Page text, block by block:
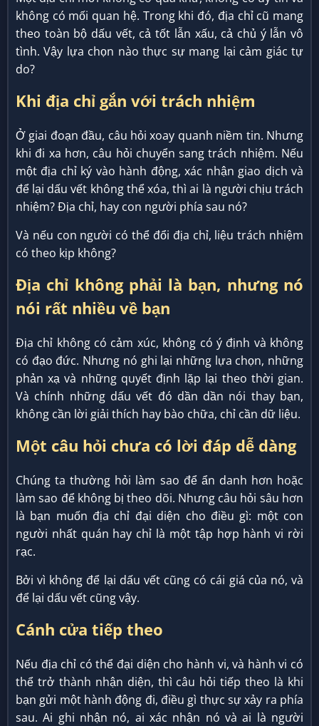
không có mối quan hệ. Trong khi đó, địa chỉ cũ mang
theo toàn bộ dấu vết, cả tốt lẫn xấu, cả chủ ý lẫn vô
tình. Vậy lựa chọn nào thực sự mang lại cảm giác tự
do?
Khi địa chỉ gắn với trách nhiệm
Ở giai đoạn đầu, câu hỏi xoay quanh niềm tin. Nhưng
khi đi xa hơn, câu hỏi chuyển sang trách nhiệm. Nếu
một địa chỉ ký vào hành động, xác nhận giao dịch và
để lại dấu vết không thể xóa, thì ai là người chịu trách
nhiệm? Địa chỉ, hay con người phía sau nó?
Và nếu con người có thể đổi địa chỉ, liệu trách nhiệm
có theo kịp không?
Địa chỉ không phải là bạn, nhưng nó
nói rất nhiều về bạn
Địa chỉ không có cảm xúc, không có ý định và không
có đạo đức. Nhưng nó ghi lại những lựa chọn, những
phản xạ và những quyết định lặp lại theo thời gian.
Và chính những dấu vết đó dần dần nói thay bạn,
không cần lời giải thích hay bào chữa, chỉ cần dữ liệu.
Một câu hỏi chưa có lời đáp dễ dàng
Chúng ta thường hỏi làm sao để ẩn danh hơn hoặc
làm sao để không bị theo dõi. Nhưng câu hỏi sâu hơn
là bạn muốn địa chỉ đại diện cho điều gì: một con
người nhất quán hay chỉ là một tập hợp hành vi rời
rạc.
Bởi vì không để lại dấu vết cũng có cái giá của nó, và
để lại dấu vết cũng vậy.
Cánh cửa tiếp theo
Nếu địa chỉ có thể đại diện cho hành vi, và hành vi có
thể trở thành nhận diện, thì câu hỏi tiếp theo là khi
bạn gửi một hành động đi, điều gì thực sự xảy ra phía
sau. Ai ghi nhận nó, ai xác nhận nó và ai là người